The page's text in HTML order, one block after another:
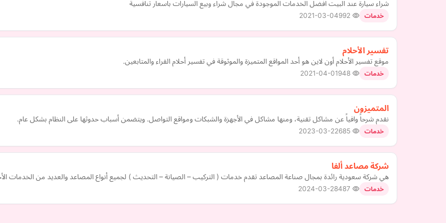
شراء سيارة عند البيت افضل الخدمات الموجودة في مجال شراء وبيع السيارات باسعار تنافسية
خدمات 2021-03-04
تفسير الأحلام
موقع تفسير الأحلام أون لاين هو أحد المواقع المتميزة والموثوقة في تفسير أحلام القراء والمتابعين.
خدمات 2021-04-01
المتميزون
نقدم شرحاً وافياً عن مشاكل تقنية، ومنها مشاكل في الأجهزة والشبكات ومواقع التواصل. ويتضمن أسباب حدوثها على النظام بشكل عام.
خدمات 2023-03-22
شركة مصاعد ألفا
هي شركة سعودية رائدة بمجال صناعة المصاعد تقدم خدمات ( التركيب – الصيانة – التحديث ) لجميع أنواع المصاعد والعديد من الخدمات
خدمات 2024-03-28